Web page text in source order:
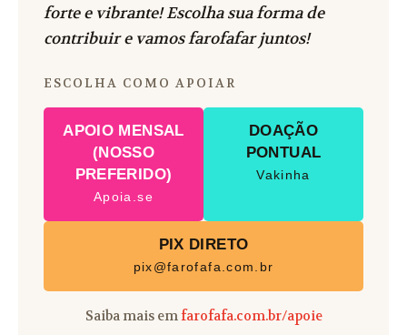
forte e vibrante! Escolha sua forma de
contribuir e vamos farofafar juntos!
ESCOLHA COMO APOIAR
APOIO MENSAL
(NOSSO
PREFERIDO)
Apoia.se
DOAÇÃO
PONTUAL
Vakinha
PIX DIRETO
pix@farofafa.com.br
Saiba mais emfarofafa.com.br/apoie